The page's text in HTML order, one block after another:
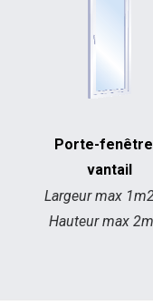
Porte-fenêtre
vantail
Largeur max
Hauteur max